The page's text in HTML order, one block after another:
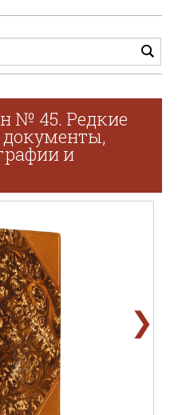
№ 45. Редкие
документы,
и
❯